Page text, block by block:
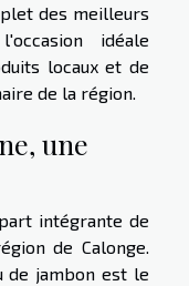
des meilleurs
idéale
locaux et de
de la région.
une
intégrante de
de Calonge.
de jambon est le